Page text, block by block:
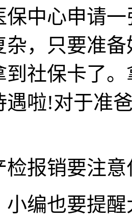
保中心申请
杂，只要准
到社保卡了
遇啦!对于准
报销要注意
也要提醒